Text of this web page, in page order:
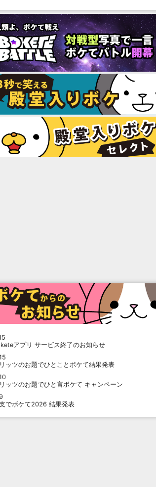
アプリ サービス終了のお知らせ
ッツのお題でひとことボケて結果発表
ッツのお題でひと言ボケて キャンペーン
でボケて2026 結果発表